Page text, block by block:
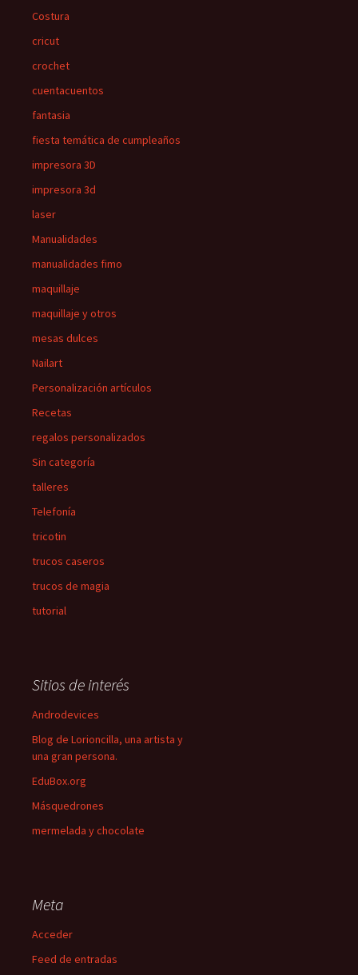
Costura
cricut
crochet
cuentacuentos
fantasia
fiesta temática de cumpleaños
impresora 3D
impresora 3d
laser
Manualidades
manualidades fimo
maquillaje
maquillaje y otros
mesas dulces
Nailart
Personalización artículos
Recetas
regalos personalizados
Sin categoría
talleres
Telefonía
tricotin
trucos caseros
trucos de magia
tutorial
Sitios de interés
Androdevices
Blog de Lorioncilla, una artista y
una gran persona.
EduBox.org
Másquedrones
mermelada y chocolate
Meta
Acceder
Feed de entradas